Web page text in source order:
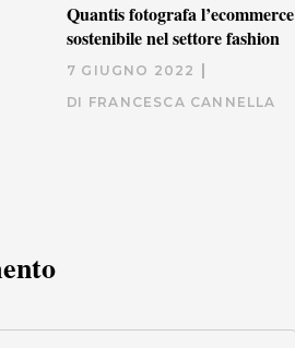
Quantis fotografa l’ecommerce
sostenibile nel settore fashion
7 GIUGNO 2022
DI FRANCESCA CANNELLA